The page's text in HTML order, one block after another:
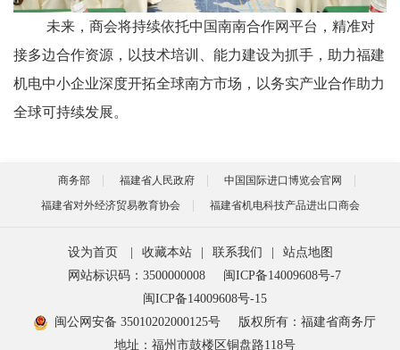
未来，商会将持续依托中国南南合作网平台，精准对
接多边合作资源，以技术培训、能力建设为抓手，助力福建
机电中小企业深度开拓全球南方市场，以务实产业合作助力
全球可持续发展。
商务部 福建省人民政府
中国国际进口博览会官网
福建省对外经济贸易教育协会
福建省机电科技产品进出口商会
设为首页 | 收藏本站 | 联系我们 |
站点地图
网站标识码：3500000008
闽ICP备14009608号-7
闽ICP备14009608号-15
闽公网安备 35010202000125号
版权所有：福建省商务厅
地址：福州市鼓楼区铜盘路118号